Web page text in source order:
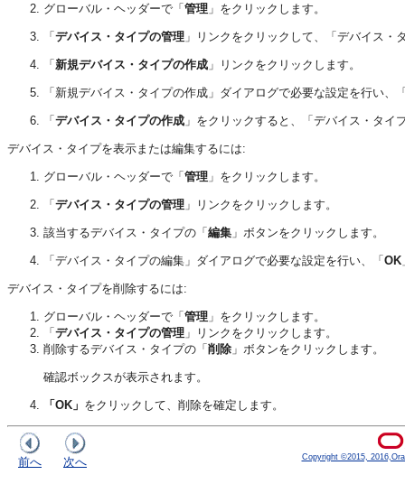
グローバル・ヘッダーで「 管理 」をクリックします。
「 デバイス・タイプの管理 」リンクをクリックして、「デバイス・
「 新規デバイス・タイプの作成 」リンクをクリックします。
「新規デバイス・タイプの作成」ダイアログで必要な設定を行い、
「 デバイス・タイプの作成 」をクリックすると、「デバイス・タイ
デバイス・タイプを表示または編集するには:
グローバル・ヘッダーで「 管理 」をクリックします。
「 デバイス・タイプの管理 」リンクをクリックします。
該当するデバイス・タイプの「 編集 」ボタンをクリックします。
「デバイス・タイプの編集」ダイアログで必要な設定を行い、「 OK
デバイス・タイプを削除するには:
グローバル・ヘッダーで「 管理 」をクリックします。
「 デバイス・タイプの管理 」リンクをクリックします。
削除するデバイス・タイプの「 削除 」ボタンをクリックします。
確認ボックスが表示されます。
「OK」 をクリックして、削除を確定します。
前へ 次へ Copyright ©2015,